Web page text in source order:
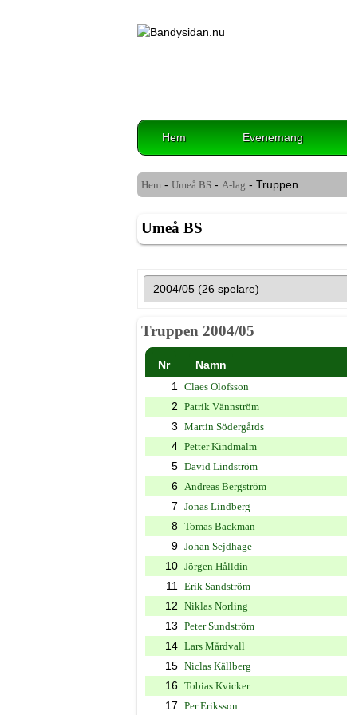
Hem Evenemang
Hem - Umeå BS - A-lag - Truppen
Umeå BS
Truppen 2004/05
Nr Namn
1
Claes Olofsson
2 Patrik Vännström
3 Martin Södergårds
4 Petter Kindmalm
5 David Lindström
6 Andreas Bergström
7 Jonas Lindberg
8 Tomas Backman
9 Johan Sejdhage
10 Jörgen Hålldin
11
Erik Sandström
12 Niklas Norling
13 Peter Sundström
14 Lars Mårdvall
15 Niclas Källberg
16 Tobias Kvicker
17 Per Eriksson